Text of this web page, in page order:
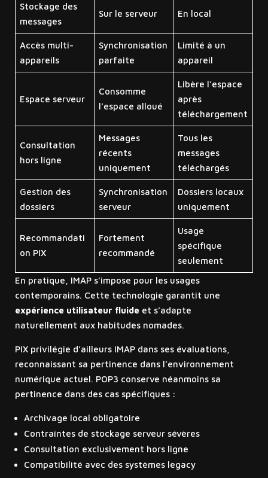
Stockage des
messages
Sur le serveur En local
Accès multi-
appareils
Synchronisation
parfaite
Limité à un
appareil
Espace serveur
Consomme
l’espace alloué
Libère l’espace
après
téléchargement
Consultation
hors ligne
Messages
récents
uniquement
Tous les
messages
téléchargés
Gestion des
dossiers
Synchronisation
serveur
Dossiers locaux
uniquement
Recommandati
on PIX
Fortement
recommandé
Usage
spécifique
seulement
En pratique, IMAP s’impose pour les usages
contemporains. Cette technologie garantit une
expérience utilisateur fluideet s’adapte
naturellement aux habitudes nomades.
PIX privilégie d’ailleurs IMAP dans ses évaluations,
reconnaissant sa pertinence dans l’environnement
numérique actuel. POP3 conserve néanmoins sa
pertinence dans des cas spécifiques :
Archivage local obligatoire
Contraintes de stockage serveur sévères
Consultation exclusivement hors ligne
Compatibilité avec des systèmes legacy